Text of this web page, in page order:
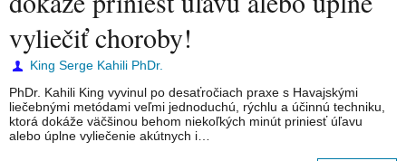
vyliečiť choroby!
King Serge Kahili PhDr.
PhDr. Kahili King vyvinul po desaťročiach praxe s Havajskými
liečebnými metódami veľmi jednoduchú, rýchlu a účinnú techniku,
ktorá dokáže väčšinou behom niekoľkých minút priniesť úľavu
alebo úplne vyliečenie akútnych i…